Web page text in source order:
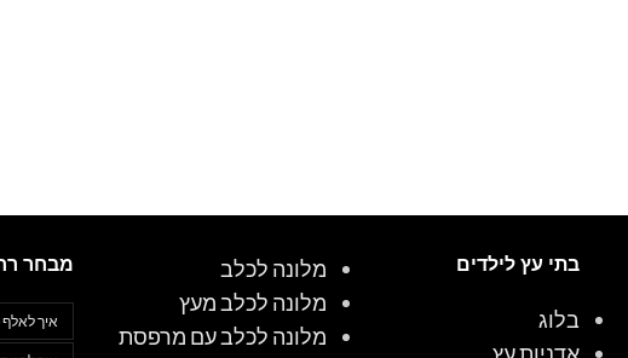
בתי עץ לילדים
בלוג
מלונה לכלב
מלונה לכלב מעץ
מלונה לכלב עם מרפסת
מבחר
איך לאלף